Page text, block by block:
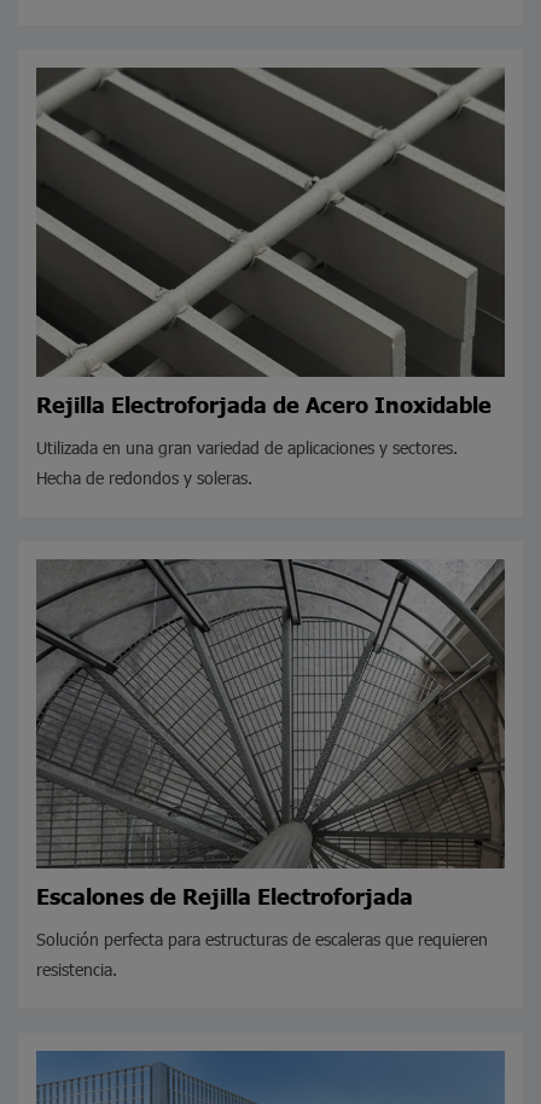
Rejilla Electroforjada de Acero Inoxidable
Utilizada en una gran variedad de aplicaciones y sectores.
Hecha de redondos y soleras.
Escalones de Rejilla Electroforjada
Solución perfecta para estructuras de escaleras que requieren
resistencia.